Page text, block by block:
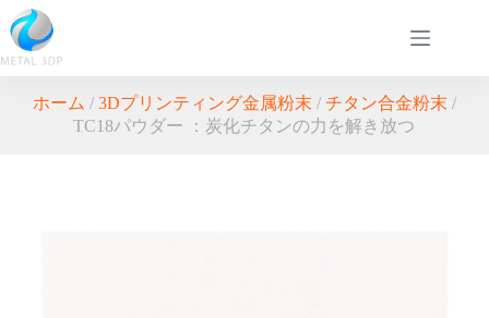
ホーム / 3Dプリンティング金属粉末 / チタン合金粉末 /
TC18パウダー ：炭化チタンの力を解き放つ